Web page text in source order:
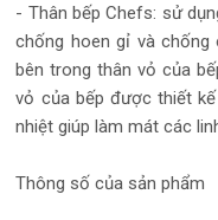
- Thân bếp Chefs: sử
chống hoen gỉ và chống
bên trong thân vỏ của
vỏ của bếp được thiết
nhiệt giúp làm mát các
Thông số của sản phẩm